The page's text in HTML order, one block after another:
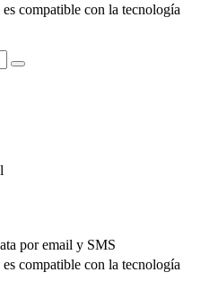
compatible con la tecnología
por email y SMS
compatible con la tecnología